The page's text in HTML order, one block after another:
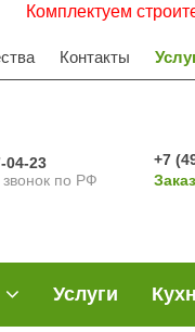
строительные
Контакты
04-23
по РФ
+7
Услуги